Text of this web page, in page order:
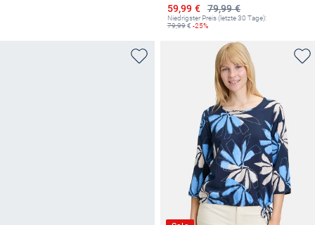
79,99 €
Ermäßigter Preis
59,99 €
Niedrigster Preis (letzte 30 Tage):
79,99€ -25%